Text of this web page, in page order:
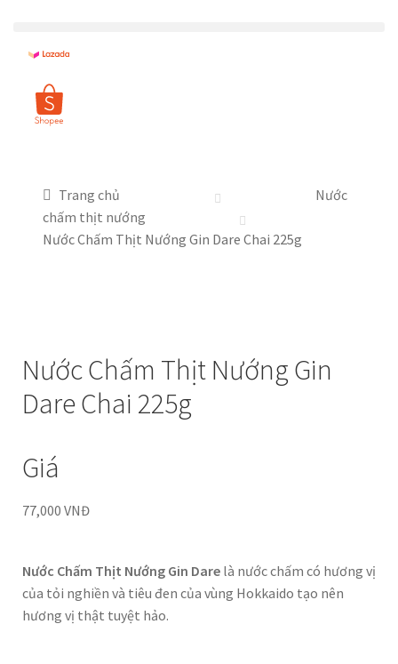
Trang chủ
Nước
chấm thịt nướng
Nước Chấm Thịt Nướng Gin Dare Chai 225g
Nước Chấm Thịt Nướng Gin
Dare Chai 225g
Giá
77,000 VNĐ
Nước Chấm Thịt Nướng Gin Dare là nước chấm có hương vị
của tỏi nghiền và tiêu đen của vùng Hokkaido tạo nên
hương vị thật tuyệt hảo.